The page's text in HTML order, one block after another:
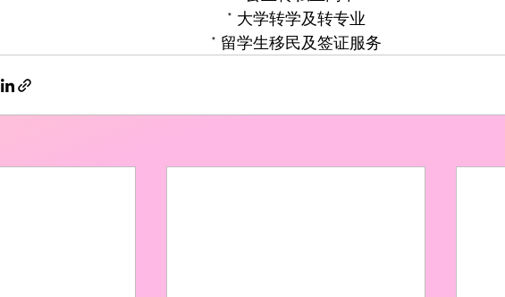
* 大学转学及转专业
* 留学生移民及签证服务